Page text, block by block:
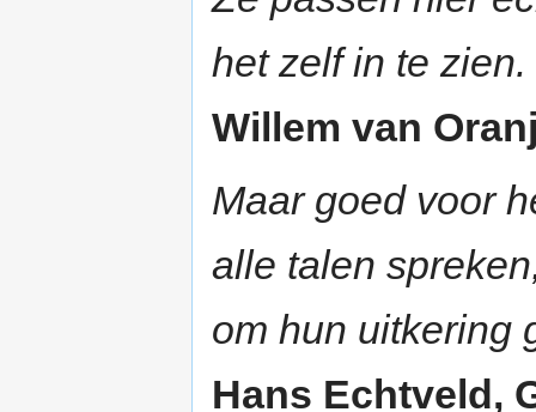
het zelf in te zien.
Willem van
Maar goed voor
alle talen
om hun uitkering
Hans Echtveld,